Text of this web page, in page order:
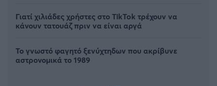
Γιατί χιλιάδες χρήστες στο TikTok τρέχουν να
κάνουν τατουάζ πριν να είναι αργά
Το γνωστό φαγητό ξενύχτηδων που ακρίβυνε
αστρονομικά το 1989